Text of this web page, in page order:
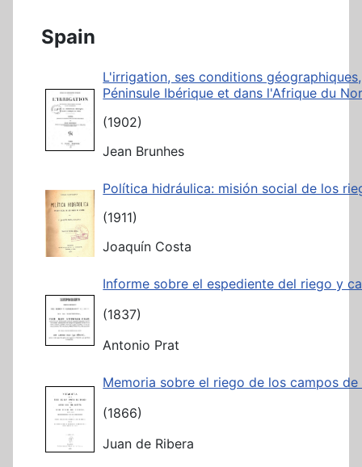
Spain
L'irrigation, ses conditions
Péninsule Ibérique et dans l'Afrique du
(1902)
Jean Brunhes
Política hidráulica: misión social de los
(1911)
Joaquín Costa
Informe sobre el espediente del riego y
(1837)
Antonio Prat
Memoria sobre el riego de los campos
(1866)
Juan de Ribera